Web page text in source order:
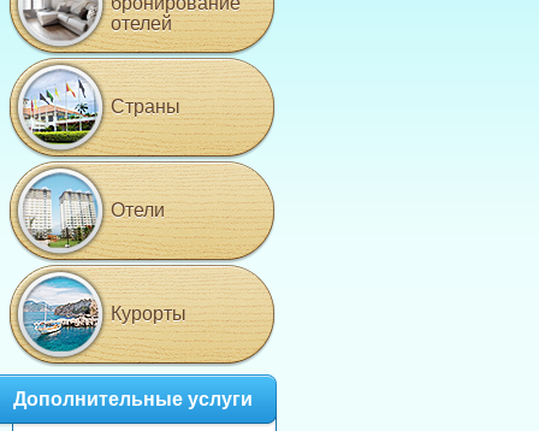
отелей
Страны
Отели
Курорты
Дополнительные услуги